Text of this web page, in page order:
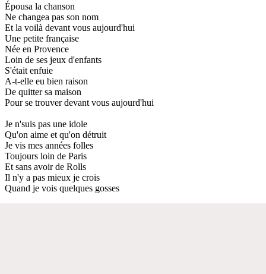
Épousa la chanson
Ne changea pas son nom
Et la voilà devant vous aujourd'hui
Une petite française
Née en Provence
Loin de ses jeux d'enfants
S'était enfuie
A-t-elle eu bien raison
De quitter sa maison
Pour se trouver devant vous aujourd'hui
Je n'suis pas une idole
Qu'on aime et qu'on détruit
Je vis mes années folles
Toujours loin de Paris
Et sans avoir de Rolls
Il n'y a pas mieux je crois
Quand je vois quelques gosses